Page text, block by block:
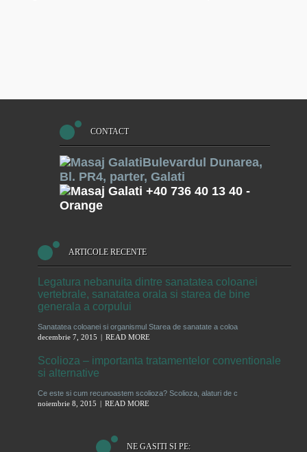
CONTACT
Bulevardul Dunarea,
Bl. PR4, parter, Galati
+40 736 40 13 40-
Orange
ARTICOLE RECENTE
Legatura nebanuita dintre sanatatea coloanei
vertebrale, sanatatea orala si starea de bine
generala a corpului
Sanatatea coloanei si organismul Starea de sanatate a coloa
decembrie 7, 2015
READ MORE
Scolioza – importanta tratamentelor conventionale
si alternative
Ce este si cum recunoastem scolioza? Scolioza, alaturi de c
noiembrie 8, 2015
READ MORE
NE GASITI SI PE: